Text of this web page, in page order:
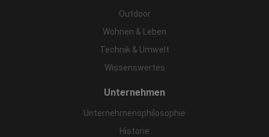
Outdoor
Wohnen & Leben
Technik & Umwelt
Wissenswertes
Unternehmen
Unternehmensphilosophie
Historie